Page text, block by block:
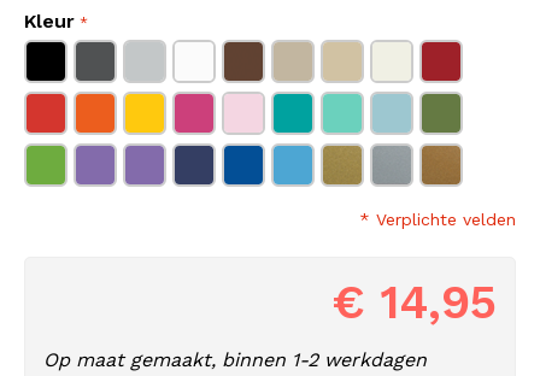
Kleur
* Verplichte velden
€ 14,95
Op maat gemaakt, binnen 1-2 werkdagen